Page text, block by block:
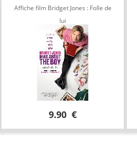
Affiche film Bridget Jones : Folle de
lui
9.90 €